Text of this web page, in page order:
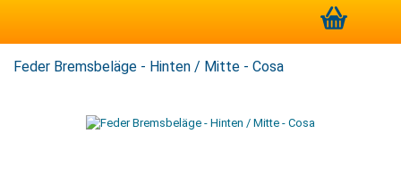
Feder Bremsbeläge - Hinten / Mitte - Cosa